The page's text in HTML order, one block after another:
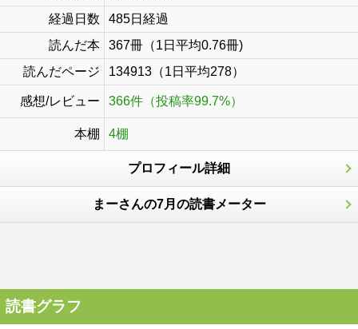
経過日数
485日経過
読んだ本
367冊（1日平均0.76冊)
読んだページ
134913（1日平均278）
感想/レビュー 366件（投稿率99.7%）
本棚 4棚
プロフィール詳細
まーさんの7月の読書メーター
読書グラフ